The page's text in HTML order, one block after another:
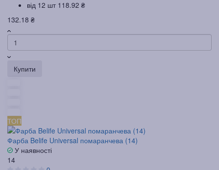
від 12 шт 118.92 ₴
132.18 ₴
Купити
ТОП
Фарба Belife Universal помаранчева (14)
У наявності
14